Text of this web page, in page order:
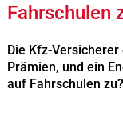
Fahrschulen
Die Kfz-
Prämien, und ein
auf Fahrschulen zu?